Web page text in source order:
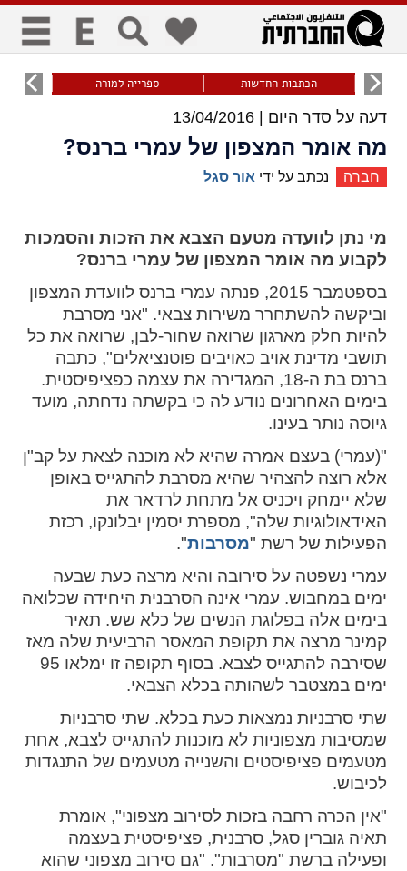
כללי
visibility_off
keyboard
ניווט מקלדת סימון כותרות
zoom_out
התרחק
zoom_in
התקרב
גופנים
remove_circle_outline
add_circle_outline
גופן קריא
ניגודיות צבעים
brightness_high
ניגודיות בהירה
brightness_low
ניגודיות כהה
קישורים
format_underlined
קו תחתי לקישורים סימון קישורים
cached
ההגדרות
flag
הכתבות החדשות ספרייה למורה עוני
דעה על סדר היום |13/04/2016
מה אומר המצפון של עמרי ברנס?
חברה נכתב על ידי אור סגל
מי נתן לוועדה מטעם הצבא את הזכות והסמכות
לקבוע מה אומר המצפון של עמרי ברנס?
בספטמבר 2015, פנתה עמרי ברנס לוועדת המצפון
וביקשה להשתחרר משירות צבאי. "אני מסרבת
להיות חלק מארגון שרואה שחור-לבן, שרואה את כל
תושבי מדינת אויב כאויבים פוטנציאלים", כתבה
ברנס בת ה-18, המגדירה את עצמה כפציפיסטית.
בימים האחרונים נודע לה כי בקשתה נדחתה, מועד
גיוסה נותר בעינו.
"(עמרי) בעצם אמרה שהיא לא מוכנה לצאת על קב"ן
אלא רוצה להצהיר שהיא מסרבת להתגייס באופן
שלא יימחק ויכניס אל מתחת לרדאר את
האידאולוגיות שלה", מספרת יסמין יבלונקו, רכזת
הפעילות של רשת "מסרבות".
עמרי נשפטה על סירובה והיא מרצה כעת שבעה
ימים במחבוש. עמרי אינה הסרבנית היחידה שכלואה
בימים אלה בפלוגת הנשים של כלא שש. תאיר
קמינר מרצה את תקופת המאסר הרביעית שלה מאז
שסירבה להתגייס לצבא. בסוף תקופה זו ימלאו 95
ימים במצטבר לשהותה בכלא הצבאי.
שתי סרבניות נמצאות כעת בכלא. שתי סרבניות
שמסיבות מצפוניות לא מוכנות להתגייס לצבא, אחת
מטעמים פציפיסטים והשנייה מטעמים של התנגדות
לכיבוש.
"אין הכרה רחבה בזכות לסירוב מצפוני", אומרת
תאיה גוברין סגל, סרבנית, פציפיסטית בעצמה
ופעילה ברשת "מסרבות". "גם סירוב מצפוני שהוא